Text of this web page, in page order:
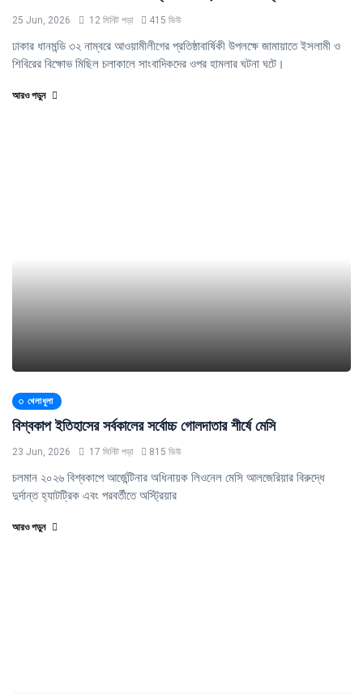
25 Jun, 2026 12 মিনিট পড়া 415 ভিউ
ঢাকার ধানমন্ডি ৩২ নাম্বরে আওয়ামীলীগের প্রতিষ্ঠাবার্ষিকী উপলক্ষে জামায়াতে ইসলামী ও
শিবিরের বিক্ষোভ মিছিল চলাকালে সাংবাদিকদের ওপর হামলার ঘটনা ঘটে।
আরও পড়ুন
খেলাধুলা
বিশ্বকাপ ইতিহাসের সর্বকালের সর্বোচ্চ গোলদাতার শীর্ষে মেসি
23 Jun, 2026 17 মিনিট পড়া 815 ভিউ
চলমান ২০২৬ বিশ্বকাপে আর্জেন্টিনার অধিনায়ক লিওনেল মেসি আলজেরিয়ার বিরুদ্ধে
দুর্দান্ত হ্যাটট্রিক এবং পরবর্তীতে অস্ট্রিয়ার
আরও পড়ুন